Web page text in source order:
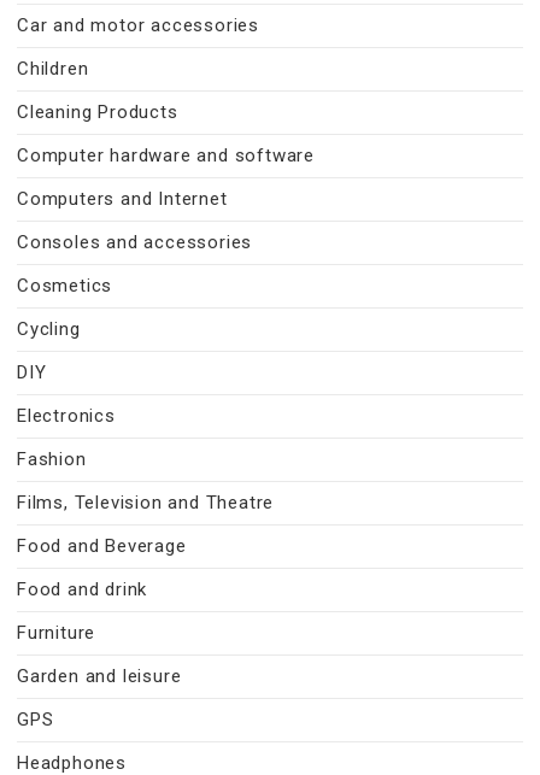
Car and motor accessories
Children
Cleaning Products
Computer hardware and software
Computers and Internet
Consoles and accessories
Cosmetics
Cycling
DIY
Electronics
Fashion
Films, Television and Theatre
Food and Beverage
Food and drink
Furniture
Garden and leisure
GPS
Headphones